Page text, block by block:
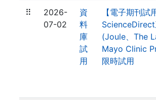
⠿
2026-
07-02
資
料
庫
試
用
【電子期刊試
(Joule、The
Mayo Clinic
限時試用